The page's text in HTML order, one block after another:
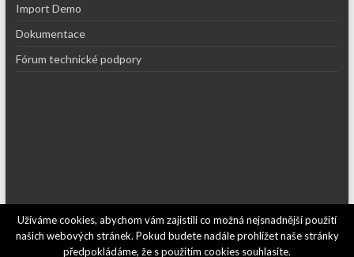
Import Demo
Dokumentace
Fórum technické podpory
Copyright © 2026 Recepty kajf.cz . PoužívámeWordPress
(v češtině).
Šablona: Spacious odThemeGrill.
Užíváme cookies, abychom vám zajistili co možná nejsnadnější použití
našich webových stránek. Pokud budete nadále prohlížet naše stránky
předpokládáme, že s použitím cookies souhlasíte.